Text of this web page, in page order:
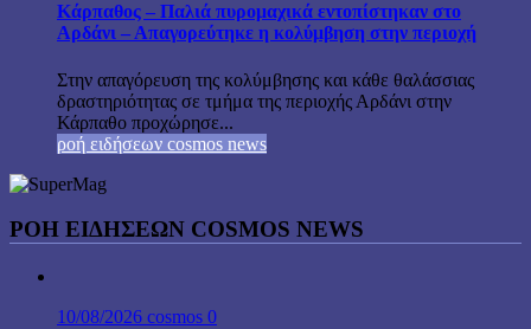
Κάρπαθος – Παλιά πυρομαχικά εντοπίστηκαν στο
Αρδάνι – Απαγορεύτηκε η κολύμβηση στην περιοχή
Στην απαγόρευση της κολύμβησης και κάθε θαλάσσιας
δραστηριότητας σε τμήμα της περιοχής Αρδάνι στην
Κάρπαθο προχώρησε...
ροή ειδήσεων cosmos news
ΡΟΉ ΕΙΔΉΣΕΩΝ COSMOS NEWS
10/08/2026 cosmos 0